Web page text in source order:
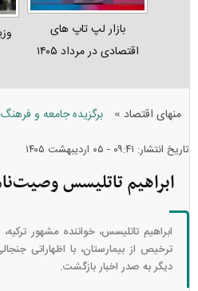
بازار لپ‌ تاپ‌ های
اقتصادی در مرداد ۱۴۰۵
منهای اقتصاد » برگزیده جامعه و فرهنگ
تاریخ انتشار: ۰۹:۴۱ - ۰۵ ارديبهشت ۱۴۰۵
ابراهیم تاتلیسس
ابراهیم تاتلیسس، خواننده مشهور
ترخیص از بیمارستان، با اظهاراتی
دیگر به صدر اخبار بازگشت.